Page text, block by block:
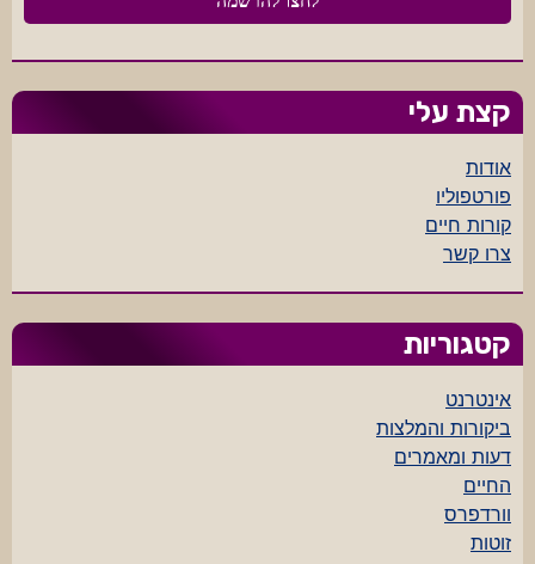
קצת עלי
אודות
פורטפוליו
קורות חיים
צרו קשר
קטגוריות
אינטרנט
ביקורות והמלצות
דעות ומאמרים
החיים
וורדפרס
זוטות